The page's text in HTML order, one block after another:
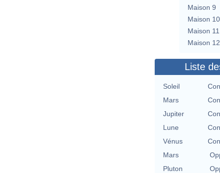
Maison 9
Maison 10
Maison 11
Maison 12
Liste
Soleil
Mars
Jupiter
Lune
Vénus
Mars
Pluton